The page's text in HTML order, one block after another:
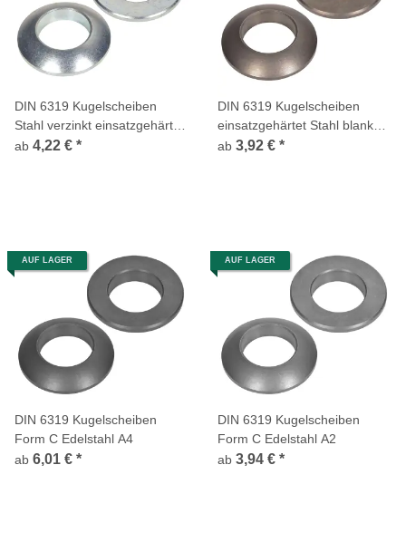
DIN 6319 Kugelscheiben
Stahl verzinkt einsatzgehärtet
Form C
ab 4,22 € *
DIN 6319 Kugelscheiben
einsatzgehärtet Stahl blank
Form C
ab 3,92 € *
AUF LAGER
DIN 6319 Kugelscheiben
Form C Edelstahl A4
ab 6,01 € *
AUF LAGER
DIN 6319 Kugelscheiben
Form C Edelstahl A2
ab 3,94 € *